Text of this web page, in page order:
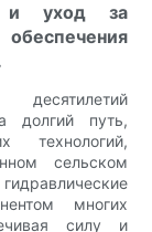
и уход за
долгий путь,
технологий,
сельском
многих
силу и